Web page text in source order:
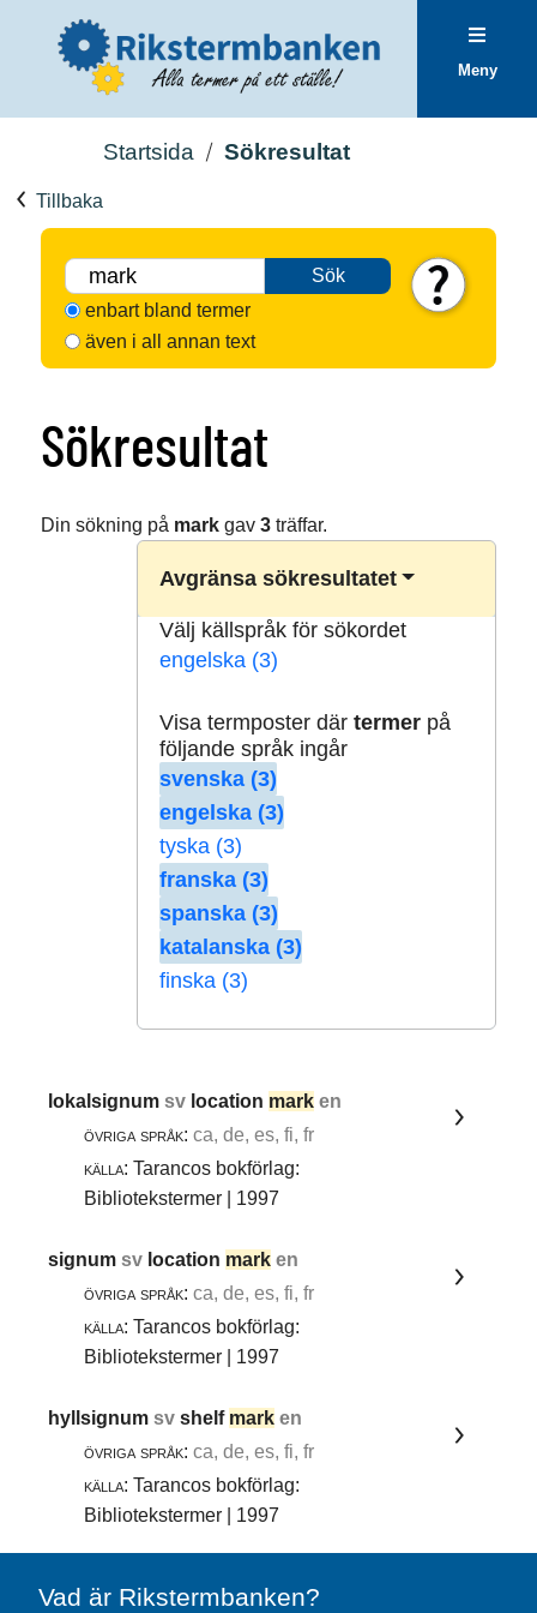
Meny
Startsida Sökresultat
Tillbaka
Sök
enbart bland termer
även i all annan text
Sökresultat
Din sökning på markgav 3träffar.
Avgränsa sökresultatet
Välj källspråk för sökordet
engelska (3)
Visa termposter där termerpå
följande språk ingår
svenska (3)
engelska (3)
tyska (3)
franska (3)
spanska (3)
katalanska (3)
finska (3)
lokalsignumsv location mark en
övriga språk: ca, de, es, fi, fr
källa: Tarancos bokförlag:
Bibliotekstermer | 1997
signumsv location mark en
övriga språk: ca, de, es, fi, fr
källa: Tarancos bokförlag:
Bibliotekstermer | 1997
hyllsignumsvshelf mark en
övriga språk: ca, de, es, fi, fr
källa: Tarancos bokförlag:
Bibliotekstermer | 1997
Vad är Rikstermbanken?